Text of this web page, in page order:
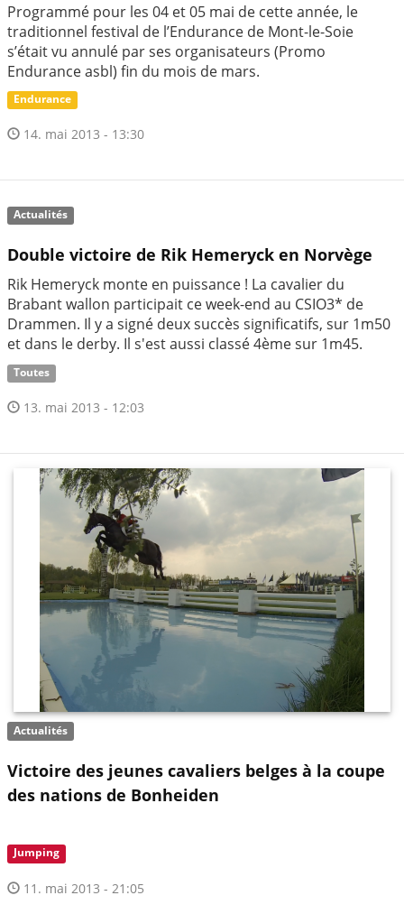
Programmé pour les 04 et 05 mai de cette année, le
traditionnel festival de l’Endurance de Mont-le-Soie
s’était vu annulé par ses organisateurs (Promo
Endurance asbl) fin du mois de mars.
Endurance
14. mai 2013 - 13:30
Actualités
Double victoire de Rik Hemeryck en Norvège
Rik Hemeryck monte en puissance ! La cavalier du
Brabant wallon participait ce week-end au CSIO3* de
Drammen. Il y a signé deux succès significatifs, sur 1m50
et dans le derby. Il s'est aussi classé 4ème sur 1m45.
Toutes
13. mai 2013 - 12:03
Actualités
Victoire des jeunes cavaliers belges à la coupe
des nations de Bonheiden
Jumping
11. mai 2013 - 21:05